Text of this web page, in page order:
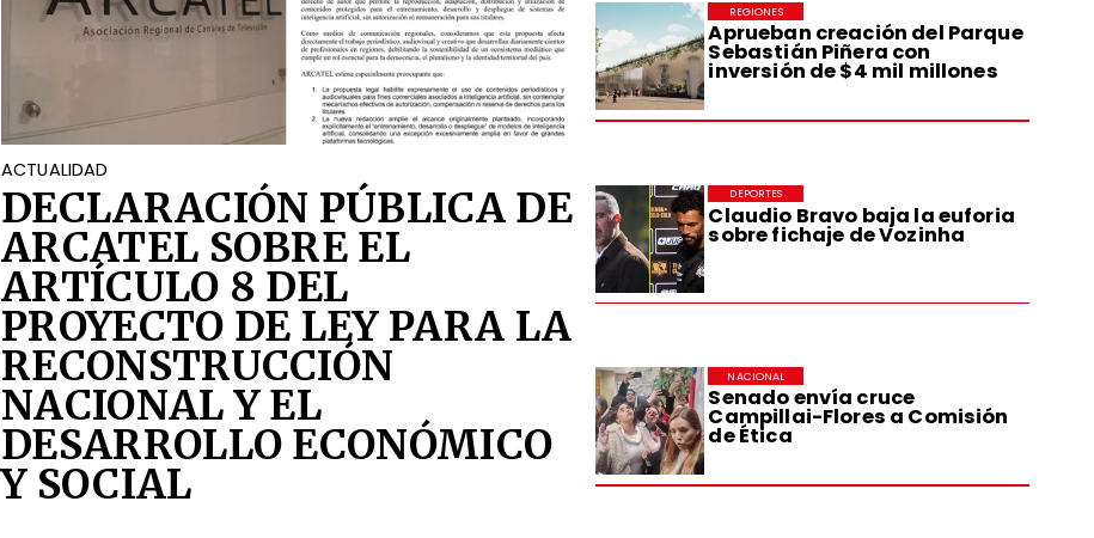
Aprueban creación del Parque
Sebastián Piñera con
inversión de $4 mil millones
REGIONES
Claudio Bravo baja la euforia
sobre fichaje de Vozinha
DEPORTES
Senado envía cruce
Campillai-Flores a Comisión
de Ética
NACIONAL
ACTUALIDAD
DECLARACIÓN PÚBLICA DE
ARCATEL SOBRE EL
ARTÍCULO 8 DEL
PROYECTO DE LEY PARA LA
RECONSTRUCCIÓN
NACIONAL Y EL
DESARROLLO ECONÓMICO
Y SOCIAL